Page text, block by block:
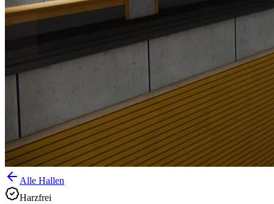
Alle Hallen
Harzfrei